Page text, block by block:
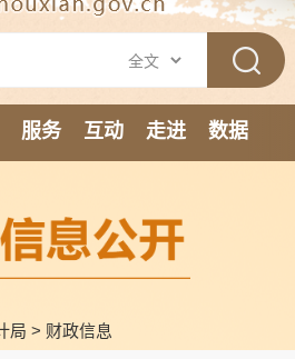
服务 互动 走进
数据
局 > 财政信息